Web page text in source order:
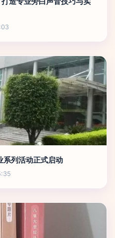
系列活动正式启动